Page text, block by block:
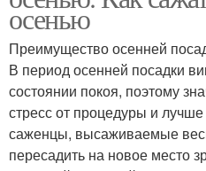
осенью
Преимущество осенней
В период осенней посадки
состоянии покоя, поэтому
стресс от процедуры и
саженцы, высаживаемые
пересадить на новое место